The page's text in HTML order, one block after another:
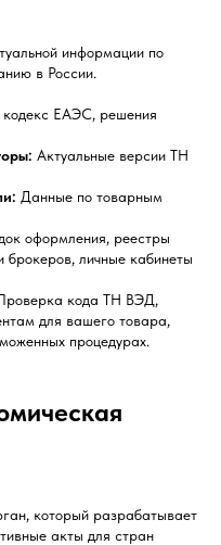
информации по
в России.
ЕАЭС, решения
Актуальные версии ТН
Данные по товарным
оформления, реестры
брокеров, личные кабинеты
кода ТН ВЭД,
для вашего товара,
процедурах.
который разрабатывает
акты для стран